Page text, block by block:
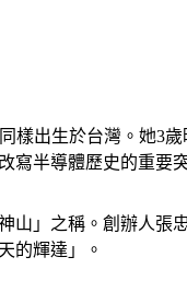
樣出生於台灣。她3
寫半導體歷史的重
山」之稱。創辦人
的輝達」。